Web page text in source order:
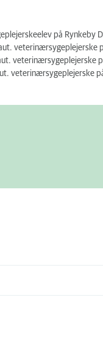
på Rynkeby
veterinærsygeplejerske
veterinærsygeplejerske
veterinærsygeplejerske